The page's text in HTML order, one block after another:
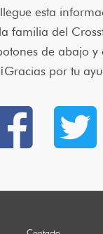
esta
familia del
de abajo
por tu